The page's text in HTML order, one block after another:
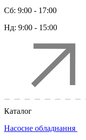
Сб: 9:00 - 17:00
Нд: 9:00 - 15:00
Каталог
Насосне обладнання